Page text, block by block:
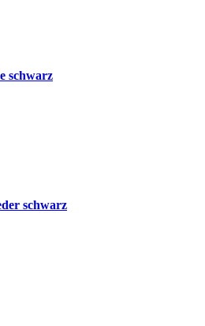
schwarz
schwarz